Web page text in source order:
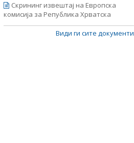
Скрининг извештај на Европска
комисија за Република Хрватска
Види ги сите документи